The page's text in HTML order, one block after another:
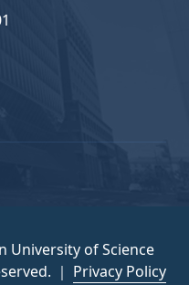
University of Science
｜ Privacy Policy